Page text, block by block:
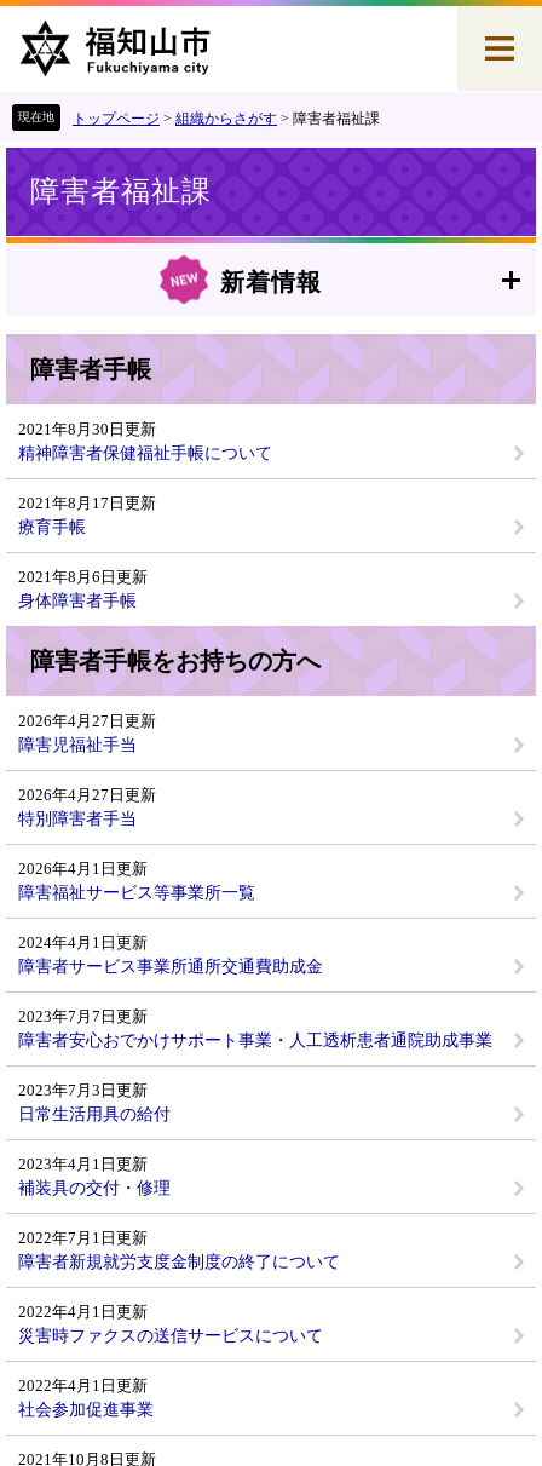
本
トップページ > 組織からさがす > 障害者福祉課
障害者福祉課
新着情報
障害者手帳
2021年8月30日更新
精神障害者保健福祉手帳について
2021年8月17日更新
療育手帳
2021年8月6日更新
身体障害者手帳
障害者手帳をお持ちの方へ
2026年4月27日更新
障害児福祉手当
2026年4月27日更新
特別障害者手当
2026年4月1日更新
障害福祉サービス等事業所一覧
2024年4月1日更新
障害者サービス事業所通所交通費助成金
2023年7月7日更新
障害者安心おでかけサポート事業・人工透析患者通院助成事業
2023年7月3日更新
日常生活用具の給付
2023年4月1日更新
補装具の交付・修理
2022年7月1日更新
障害者新規就労支度金制度の終了について
2022年4月1日更新
災害時ファクスの送信サービスについて
2022年4月1日更新
社会参加促進事業
2021年10月8日更新